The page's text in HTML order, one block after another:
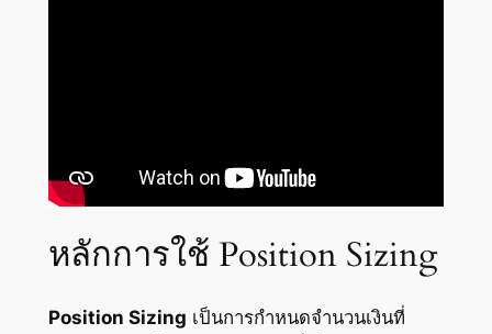
หลักการใช้ Position Sizing
Position Sizing เป็นการกำหนดจำนวนเงินที่